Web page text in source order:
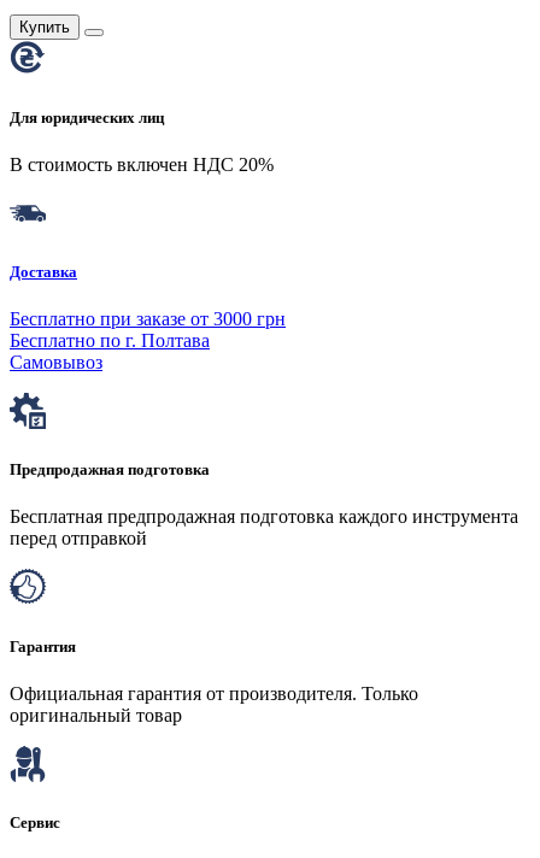
Купить
Для юридических лиц
В стоимость включен НДС 20%
Доставка
Бесплатно при заказе от 3000 грн
Бесплатно по г. Полтава
Самовывоз
Предпродажная подготовка
Бесплатная предпродажная подготовка каждого инструмента
перед отправкой
Гарантия
Официальная гарантия от производителя. Только
оригинальный товар
Сервис